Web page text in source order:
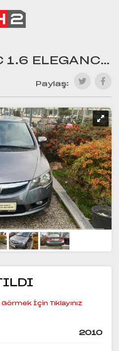
HONDA CIVIC 1.6 ELEGANCE OTOMATIK
Paylaş:
Görmek İçin Tıklayınız
2010